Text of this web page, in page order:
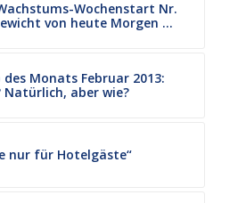
Wochenstart Nr.
von heute Morgen …
des Monats Februar 2013:
Natürlich, aber wie?
nur für Hotelgäste“